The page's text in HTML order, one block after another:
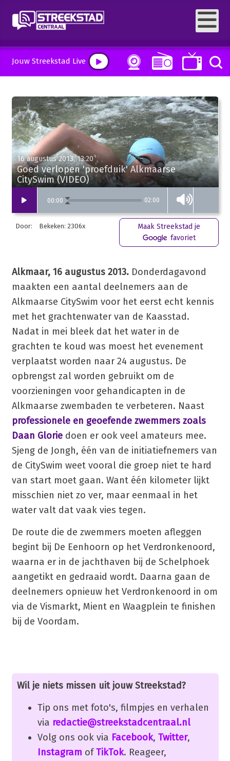
Jouw Streekstad Live
00:00 02:00
16 augustus 2013, 13:20
Goed verlopen 'proefduik' Alkmaarse
CitySwim (VIDEO)
Door: Bekeken: 2306x
Maak Streekstad je
favoriet
Alkmaar, 16 augustus 2013.Donderdagavond
maakten een aantal deelnemers aan de
Alkmaarse CitySwim voor het eerst echt kennis
met het grachtenwater van de Kaasstad.
Nadat in mei bleek dat het water in de
grachten te koud was moest het evenement
verplaatst worden naar 24 augustus. De
opbrengst zal worden gebruikt om de
voorzieningen voor gehandicapten in de
Alkmaarse zwembaden te verbeteren. Naast
professionele en geoefende zwemmers zoals
Daan Gloriedoen er ook veel amateurs mee.
Sjeng de Jongh, één van de initiatiefnemers van
de CitySwim weet vooral die groep niet te hard
van start moet gaan. Want één kilometer lijkt
misschien niet zo ver, maar eenmaal in het
water valt dat vaak vies tegen.
De route die de zwemmers moeten afleggen
begint bij De Eenhoorn op het Verdronkenoord,
waarna er in de jachthaven bij de Schelphoek
aangetikt en gedraaid wordt. Daarna gaan de
deelnemers opnieuw het Verdronkenoord in om
via de Vismarkt, Mient en Waagplein te finishen
bij de Voordam.
Wil je niets missen uit jouw Streekstad?
Tip ons met foto's, filmpjes en verhalen
via redactie@streekstadcentraal.nl
Volg ons ook via Facebook, Twitter,
Instagram ofTikTok. Reageer,